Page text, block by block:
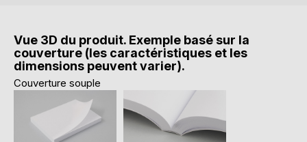
Vue 3D du produit. Exemple basé sur la
couverture (les caractéristiques et les
dimensions peuvent varier).
Couverture souple